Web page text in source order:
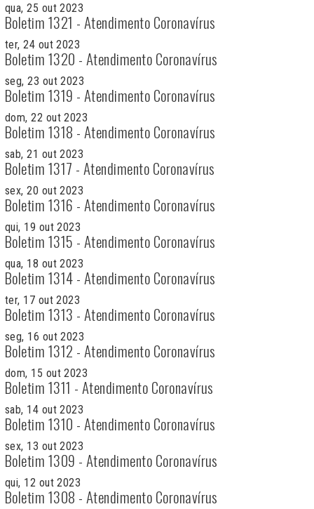
qua, 25 out 2023
Boletim 1321 - Atendimento Coronavírus
ter, 24 out 2023
Boletim 1320 - Atendimento Coronavírus
seg, 23 out 2023
Boletim 1319 - Atendimento Coronavírus
dom, 22 out 2023
Boletim 1318 - Atendimento Coronavírus
sab, 21 out 2023
Boletim 1317 - Atendimento Coronavírus
sex, 20 out 2023
Boletim 1316 - Atendimento Coronavírus
qui, 19 out 2023
Boletim 1315 - Atendimento Coronavírus
qua, 18 out 2023
Boletim 1314 - Atendimento Coronavírus
ter, 17 out 2023
Boletim 1313 - Atendimento Coronavírus
seg, 16 out 2023
Boletim 1312 - Atendimento Coronavírus
dom, 15 out 2023
Boletim 1311 - Atendimento Coronavírus
sab, 14 out 2023
Boletim 1310 - Atendimento Coronavírus
sex, 13 out 2023
Boletim 1309 - Atendimento Coronavírus
qui, 12 out 2023
Boletim 1308 - Atendimento Coronavírus